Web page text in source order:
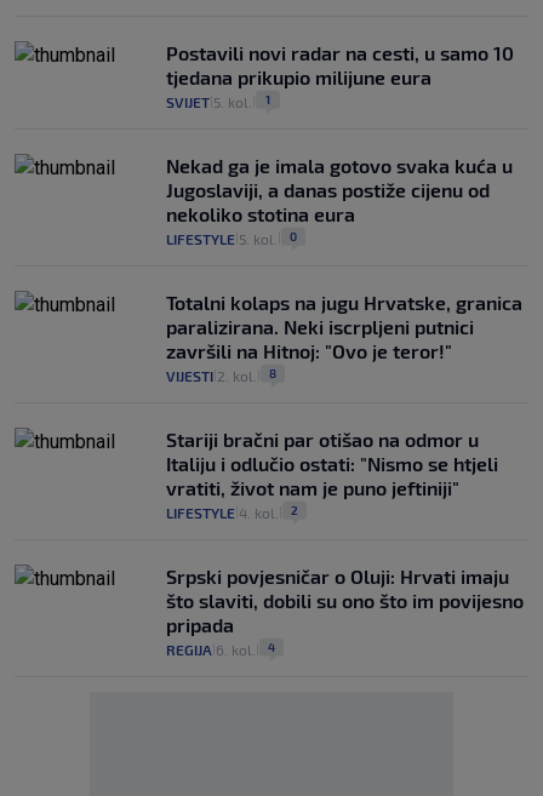
Postavili novi radar na cesti, u samo 10
tjedana prikupio milijune eura
SVIJET 5. kol. 1
Nekad ga je imala gotovo svaka kuća u
Jugoslaviji, a danas postiže cijenu od
nekoliko stotina eura
LIFESTYLE 5. kol. 0
Totalni kolaps na jugu Hrvatske, granica
paralizirana. Neki iscrpljeni putnici
završili na Hitnoj: "Ovo je teror!"
VIJESTI 2. kol. 8
Stariji bračni par otišao na odmor u
Italiju i odlučio ostati: "Nismo se htjeli
vratiti, život nam je puno jeftiniji"
LIFESTYLE 4. kol. 2
Srpski povjesničar o Oluji: Hrvati imaju
što slaviti, dobili su ono što im povijesno
pripada
REGIJA 6. kol. 4